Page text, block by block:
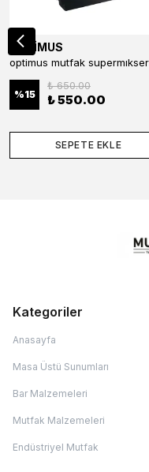
OPTİMUS
%15
₺ 650.00
₺ 550.00
SEPETE EKLE
Kategoriler
Anasayfa
Masa Üstü Sunumları
Bar Malzemeleri
Mutfak Malzemeleri
Endüstriyel Mutfak